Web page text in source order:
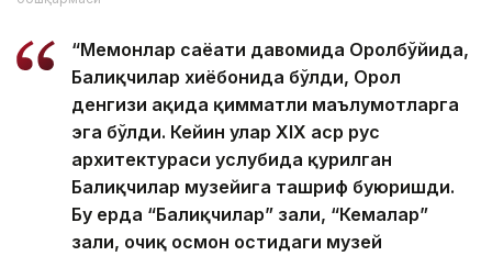
“Меҳмонлар саёҳати давомида Оролбўйида,
Балиқчилар хиёбонида бўлди, Орол
денгизи ҳақида қимматли маълумотларга
эга бўлди. Кейин улар XIX аср рус
архитектураси услубида қурилган
Балиқчилар музейига ташриф буюришди.
Бу ерда “Балиқчилар” зали, “Кемалар”
зали, очиқ осмон остидаги музей